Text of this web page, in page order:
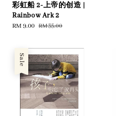
彩虹船 2-上帝的创造 |
Rainbow Ark 2
Sale
RM 9.00 Regular
RM 35.00
Sale